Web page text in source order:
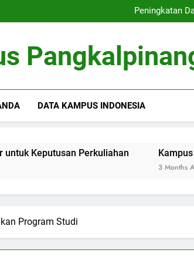
Peningkatan
Kampus Inovatif:
Peningkatan
Kampus Inovatif:
DATA KAMPUS INDONESIA
Perkuliahan Kampus Inovatif:
Program Studi